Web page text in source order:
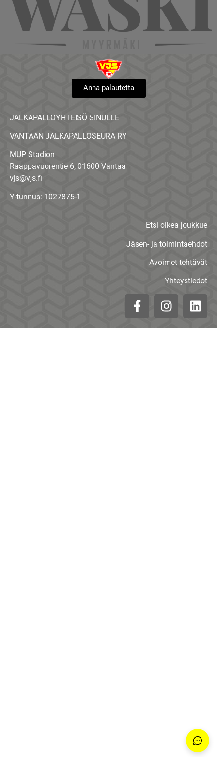
Anna palautetta
JALKAPALLOYHTEISÖ SINULLE
VANTAAN JALKAPALLOSEURA RY
MUP Stadion
Raappavuorentie 6, 01600 Vantaa
vjs@vjs.fi
Y-tunnus: 1027875-1
Etsi oikea joukkue
Jäsen- ja toimintaehdot
Avoimet tehtävät
Yhteystiedot